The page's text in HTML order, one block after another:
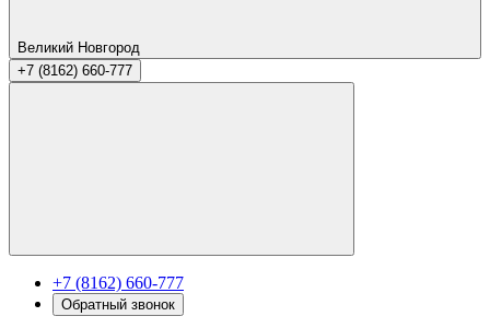
Великий Новгород
+7 (8162) 660-777
+7 (8162) 660-777
Обратный звонок